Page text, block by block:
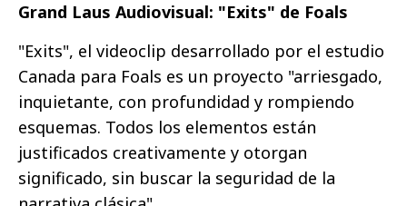
Grand Laus Audiovisual: "Exits" de Foals
"Exits", el videoclip desarrollado por el estudio
Canada para Foals es un proyecto "arriesgado,
inquietante, con profundidad y rompiendo
esquemas. Todos los elementos están
justificados creativamente y otorgan
significado, sin buscar la seguridad de la